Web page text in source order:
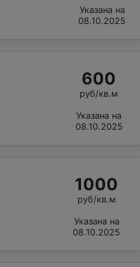
Указана на
08.10.2025
600
руб/кв.м
Указана на
08.10.2025
1000
руб/кв.м
Указана на
08.10.2025